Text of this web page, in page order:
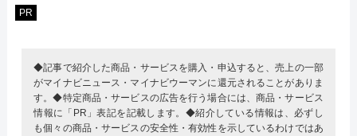
PR
◆記事で紹介した商品・サービスを購入・申込すると、売上の一部
がマイナビニュース・マイナビウーマンに還元されることがありま
す。◆特定商品・サービスの広告を行う場合には、商品・サービス
情報に「PR」表記を記載します。◆紹介している情報は、必ずし
も個々の商品・サービスの安全性・有効性を示しているわけではあ